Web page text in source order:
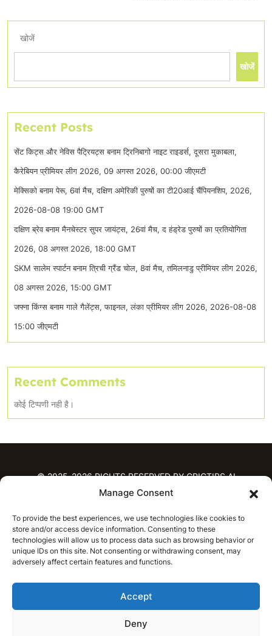
Manage Consent
To provide the best experiences, we use technologies like cookies to
store and/or access device information. Consenting to these
technologies will allow us to process data such as browsing behavior or
unique IDs on this site. Not consenting or withdrawing consent, may
adversely affect certain features and functions.
Accept
Deny
खोजें
खोजें
Recent Posts
सेंट किट्स और नेविस पैट्रियट्स बनाम ट्रिनिबागो नाइट राइडर्स, दूसरा मुकाबला,
कैरेबियन प्रीमियर लीग 2026, 09 अगस्त 2026, 00:00 जीएमटी
मेक्सिको बनाम पेरू, 6वां मैच, दक्षिण अमेरिकी पुरुषों का टी20आई चैंपियनशिप, 2026,
2026-08-08 19:00 GMT
दक्षिण ब्रेव बनाम मैनचेस्टर सुपर जायंट्स, 26वां मैच, द हंड्रेड पुरुषों का प्रतियोगिता
2026, 08 अगस्त 2026, 18:00 GMT
SKM सालेम स्पार्टन बनाम त्रिची ग्रैंड चोल, 8वां मैच, तमिलनाडु प्रीमियर लीग 2026,
08 अगस्त 2026, 15:00 GMT
जफ्ना किंग्स बनाम गाले गैलेंट्स, फाइनल, लंका प्रीमियर लीग 2026, 2026-08-08
15:00 जीएमटी
Recent Comments
कोई टिप्पणी नही है।
© 2025-2026 RIGHTS RESERVED BY CRICTIPS.AI
भविष्यवाणियाँ
आईपीएल भविष्यवाणियाँ
टी20 लीग भविष्यवाणियाँ
महिला क्रिकेट
नवीनतम क्रिकेट भविष्यवाणियाँ
भविष्यवाणी विश्लेषण
समाचार
आईपीएल समाचार